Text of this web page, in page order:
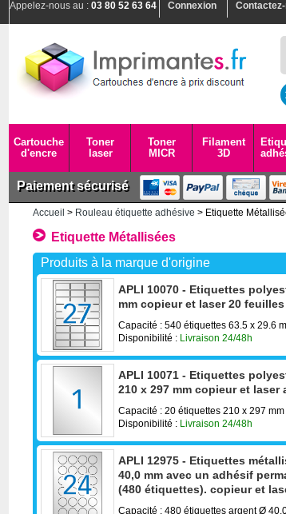
Appelez-nous au : 03 80 52 63 64 Connexion
Cartouche
d'encre
Toner
laser
Toner
MICR
Filament
3D
Paiement sécurisé
Accueil > Rouleau étiquette adhésive > Etiquette
Etiquette Métallisées
Produits à la marque d'origine
APLI 10070 - Etiquettes
mm copieur et laser 20
Capacité : 540 étiquettes 63.5 x 29.6
Disponibilité : Livraison 24/48h
APLI 10071 - Etiquettes
210 x 297 mm copieur et
Capacité : 20 étiquettes 210 x 297 mm
Disponibilité : Livraison 24/48h
APLI 12975 - Etiquettes
40,0 mm avec un adhésif
(480 étiquettes). copieur et
Capacité : 480 étiquettes argent Ø